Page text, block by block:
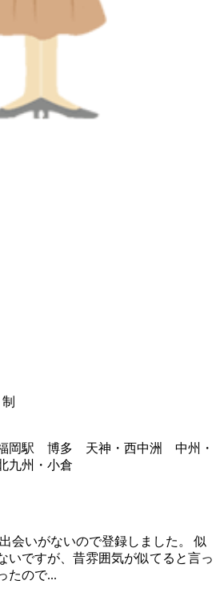
岡駅 博多 天神・西中洲 中州・
九州・小倉
会いがないので登録しました。 似
いですが、昔雰囲気が似てると言っ
たので...